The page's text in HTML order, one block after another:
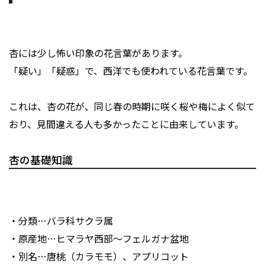
杏には少し怖い印象の花言葉があります。
「疑い」「疑惑」で、西洋でも使われている花言葉です。
これは、杏の花が、同じ春の時期に咲く桜や梅によく似て
おり、見間違える人も多かったことに由来しています。
杏の基礎知識
・分類…バラ科サクラ属
・原産地…ヒマラヤ西部～フェルガナ盆地
・別名…唐桃（カラモモ）、アプリコット